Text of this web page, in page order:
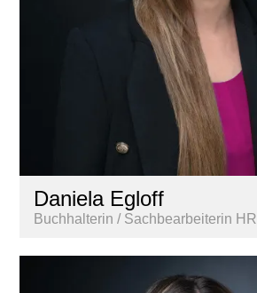
Daniela Egloff
Buchhalterin / Sachbearbeiterin HR